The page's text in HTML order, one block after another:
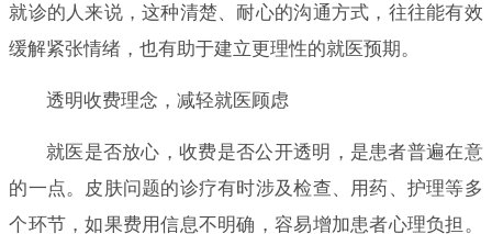
就诊的人来说，这种清楚、耐心的沟通方式，往往能有效
缓解紧张情绪，也有助于建立更理性的就医预期。
透明收费理念，减轻就医顾虑
就医是否放心，收费是否公开透明，是患者普遍在意
的一点。皮肤问题的诊疗有时涉及检查、用药、护理等多
个环节，如果费用信息不明确，容易增加患者心理负担。